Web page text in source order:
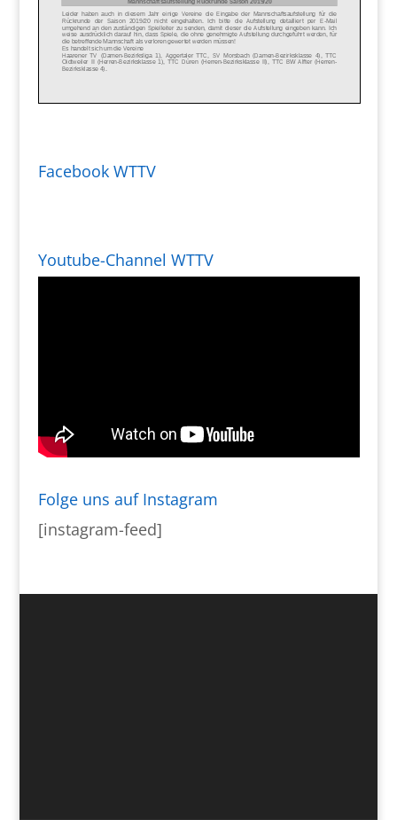
Facebook WTTV
Youtube-Channel WTTV
Folge uns auf Instagram
[instagram-feed]